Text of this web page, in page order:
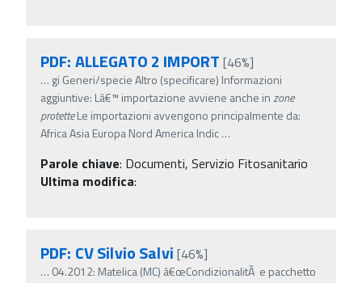
PDF: ALLEGATO 2 IMPORT [46%]
… gi Generi/specie Altro (specificare) Informazioni
aggiuntive: Lâ€™ importazione avviene anche inzone
protetteLe importazioni avvengono principalmente da:
Africa Asia Europa Nord America Indic…
Parole chiave: Documenti, Servizio Fitosanitario
Ultima modifica:
PDF: CV Silvio Salvi [46%]
… 04.2012: Matelica (MC) â€œCondizionalitÃ e pacchetto